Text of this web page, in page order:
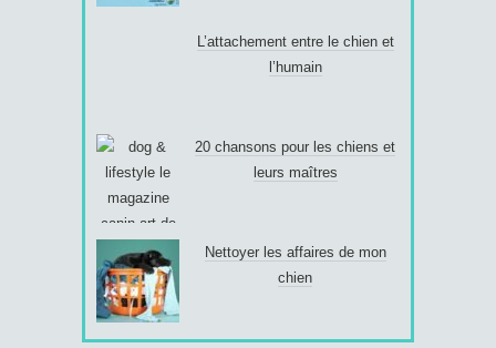
L’attachement entre le chien et
l’humain
20 chansons pour les chiens et
leurs maîtres
Nettoyer les affaires de mon
chien